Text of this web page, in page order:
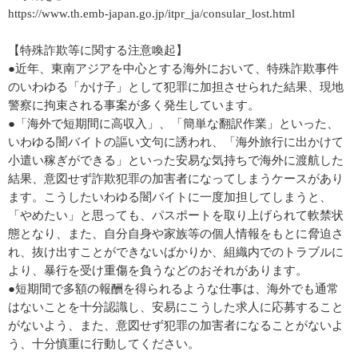
https://www.th.emb-japan.go.jp/itpr_ja/consular_lost.html
【特殊詐欺等に関する注意喚起】
●近年、東南アジアを中心とする海外において、特殊詐欺事件
のいわゆる「かけ子」として犯罪に加担させられた結果、現地
警察に拘束される事案が多く発生しています。
●「海外で短期間に高収入」、「簡単な翻訳作業」といった、
いわゆる闇バイトの謳い文句に誘われ、「海外旅行に出かけて
小遣い稼ぎができる」といった安易な気持ちで海外に渡航した
結果、意図せず詐欺犯罪の加害者になってしまうケースがあり
ます。こうしたいわゆる闇バイトに一度加担してしまうと、
「やめたい」と思っても、パスポートを取り上げられて軟禁状
態となり、また、自分自身や家族等の個人情報をもとに脅迫さ
れ、抜け出すことができないばかりか、組織内でのトラブルに
より、暴行を受け重傷を負うなどのおそれがあります。
●短期間で多額の報酬を得られるような仕事は、海外でも通常
はないことを十分認識し、安易にこうした求人に応募すること
がないよう、また、意図せず犯罪の加害者になることがないよ
う、十分慎重に行動してください。